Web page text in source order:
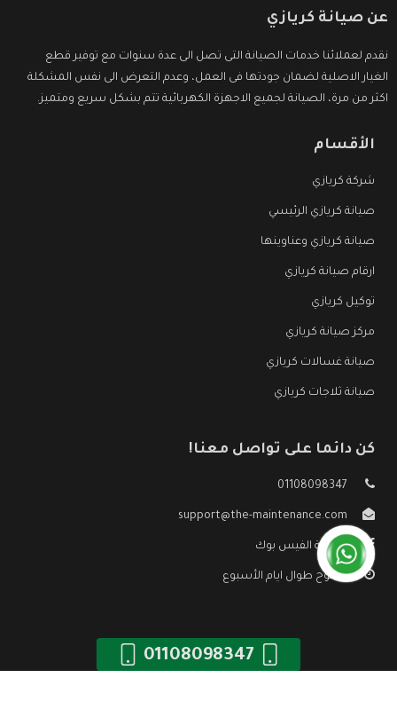
عن صيانة كريازي
نقدم لعملائنا خدمات الصيانة التى تصل الى عدة سنوات مع توفير قطع
الغيار الاصلية لضمان جودتها فى العمل، وعدم التعرض الى نفس المشكلة
اكثر من مرة، الصيانة لجميع الاجهزة الكهربائية تتم بشكل سريع ومتميز.
الأقسام
شركة كريازي
صيانة كريازي الرئيسي
صيانة كريازي وعناوينها
ارقام صيانة كريازي
توكيل كريازي
مركز صيانة كريازي
صيانة غسالات كريازي
صيانة ثلاجات كريازي
كن دائما على تواصل معنا!
01108098347
support@the-maintenance.com
صفحة الفيس بوك
مفتوح طوال ايام الأسبوع
01108098347